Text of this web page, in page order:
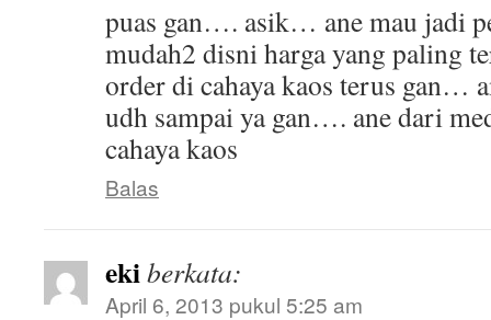
puas gan…. asik… ane mau jadi
mudah2 disni harga yang paling
order di cahaya kaos terus gan…
udh sampai ya gan…. ane dari
cahaya kaos
Balas
ekiberkata:
April 6, 2013 pukul 5:25 am